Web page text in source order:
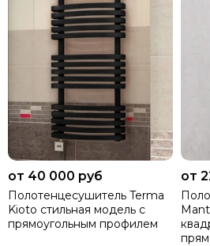
Комплектующие
Ремонт
Установка
Водяные с боковым
Сатин
Из матовой нержавеющей стали
Арго
Brandoni
Carisa
Cezares
Energy
от 40 000 руб
Полотенцесушитель Terma
Kioto стильная модель с
прямоугольным профилем
от